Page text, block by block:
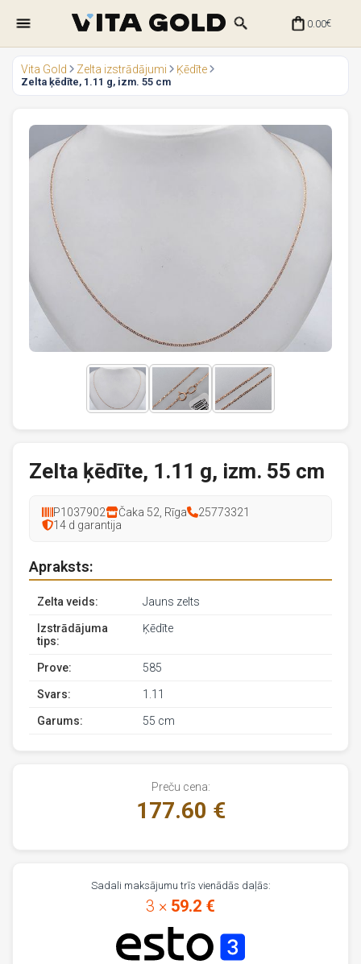
0.00€
Vita Gold Zelta izstrādājumi Ķēdīte
Zelta ķēdīte, 1.11 g, izm. 55 cm
Zelta ķēdīte, 1.11 g, izm. 55 cm
P1037902 Čaka 52, Rīga
25773321
14 d garantija
Apraksts:
Zelta veids: Jauns zelts
Izstrādājuma
tips:
Ķēdīte
Prove: 585
Svars: 1.11
Garums: 55 cm
Preču cena:
177.60 €
Sadali maksājumu trīs vienādās daļās:
3 × 59.2 €